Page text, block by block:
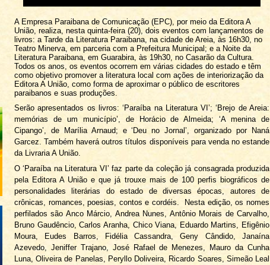
A Empresa Paraibana de Comunicação (EPC), por meio da Editora A
União, realiza, nesta quinta-feira (20), dois eventos com lançamentos de
livros: a Tarde da Literatura Paraibana, na cidade de Areia, às 16h30, no
Teatro Minerva, em parceria com a Prefeitura Municipal; e a Noite da
Literatura Paraibana, em Guarabira, às 19h30, no Casarão da Cultura.
Todos os anos, os eventos ocorrem em várias cidades do estado e têm
como objetivo promover a literatura local com ações de interiorização da
Editora A União, como forma de aproximar o público de escritores
paraibanos e suas produções.
Serão apresentados os livros: ‘Paraíba na Literatura VI’; ‘Brejo de Areia:
memórias de um município’, de Horácio de Almeida; ‘A menina de
Cipango’, de Marília Arnaud; e ‘Deu no Jornal’, organizado por Naná
Garcez. Também haverá outros títulos disponíveis para venda no estande
da Livraria A União.
O ‘Paraíba na Literatura VI’ faz parte da coleção já consagrada produzida
pela Editora A União e que já trouxe mais de 100 perfis biográficos de
personalidades literárias do estado de diversas épocas, autores de
crônicas, romances, poesias, contos e cordéis. Nesta edição, os nomes
perfilados são Anco Márcio, Andrea Nunes, Antônio Morais de Carvalho,
Bruno Gaudêncio, Carlos Aranha, Chico Viana, Eduardo Martins, Efigênio
Moura, Eudes Barros, Fidélia Cassandra, Geny Cândido, Janaína
Azevedo, Jeniffer Trajano, José Rafael de Menezes, Mauro da Cunha
Luna, Oliveira de Panelas, Peryllo Doliveira, Ricardo Soares, Simeão Leal